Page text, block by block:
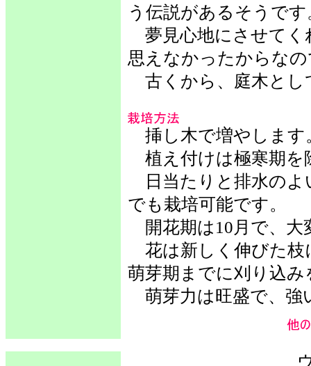
う伝説があるそうです
夢見心地にさせてく
思えなかったからな
古くから、庭木とし
挿し木で増やします
植え付けは極寒期を
日当たりと排水のよ
でも栽培可能です。
開花期は10月で、大
花は新しく伸びた枝
萌芽期までに刈り込み
萌芽力は旺盛で、強